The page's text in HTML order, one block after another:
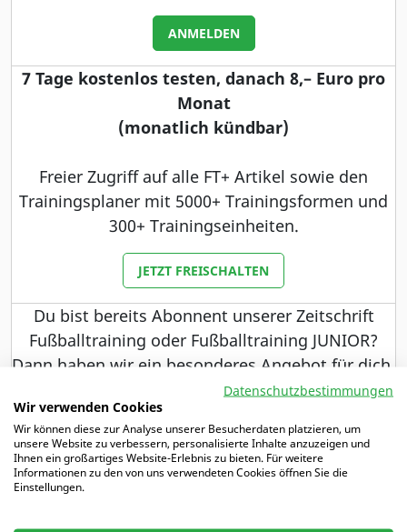
ANMELDEN
7 Tage kostenlos testen, danach 8,– Euro pro
Monat
(monatlich kündbar)
Freier Zugriff auf alle FT+ Artikel sowie den
Trainingsplaner mit 5000+ Trainingsformen und
300+ Trainingseinheiten.
JETZT FREISCHALTEN
Du bist bereits Abonnent unserer Zeitschrift
Fußballtraining oder Fußballtraining JUNIOR?
Dann haben wir ein besonderes Angebot für dich.
Schwerpunkte
Datenschutzbestimmungen
Wir verwenden Cookies
Wir können diese zur Analyse unserer Besucherdaten platzieren, um
unsere Website zu verbessern, personalisierte Inhalte anzuzeigen und
Ihnen ein großartiges Website-Erlebnis zu bieten. Für weitere
Informationen zu den von uns verwendeten Cookies öffnen Sie die
Einstellungen.